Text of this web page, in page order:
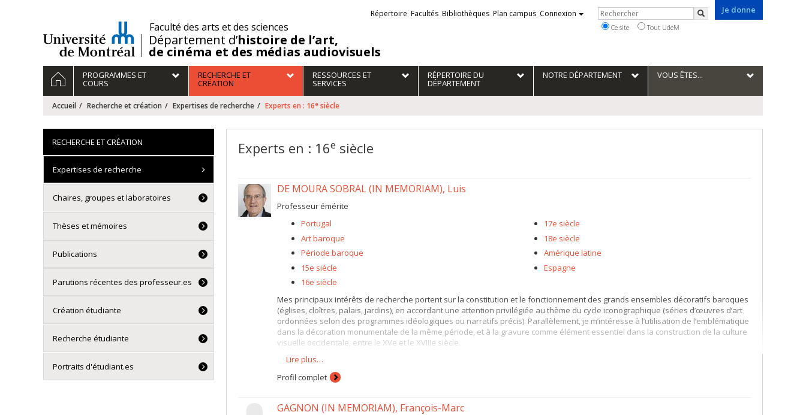
/Faculté des arts et des sciences
Département d’histoire de l’art,
de cinéma et des médias audiovisuels
Je donne
Liens
externes
Répertoire Facultés Bibliothèques Plan campus Connexion Rechercher
Rechercher
Ce site Tout UdeM
Navigation
principale
ACCUEILPROGRAMMES ET
COURS
RECHERCHE ET
CRÉATION
RESSOURCES ET
SERVICES
RÉPERTOIRE DU
DÉPARTEMENT
NOTRE DÉPARTEMENT VOUS ÊTES...
Accueil Recherche et création Expertises de recherche Experts en : 16e siècle
Experts en : 16e siècle
DE MOURA SOBRAL (IN MEMORIAM), Luis
Professeur émérite
Portugal
Art baroque
Période baroque
15e siècle
16e siècle
17e siècle
18e siècle
Amérique latine
Espagne
Mes principaux intérêts de recherche portent sur la constitution et le fonctionnement des grands ensembles décoratifs baroques
(églises, cloîtres, palais, jardins), en accordant une attention privilégiée au thème du cycle iconographique (séries d’œuvres d’art
ordonnées selon des programmes idéologiques ou narratifs précis). Parallèlement, je m’intéresse à l’utilisation de l’emblématique
dans la décoration monumentale de la même période, et à la gravure comme élément essentiel dans la construction de la culture
visuelle occidentale, entre le XVe et le XVIIIe siècle.
J'ai dirigé plusieurs projets scientifiques, parmi lesquels on compte :
une exposition sur le surréalisme portugais et un colloque international sur le surréalisme (Montréal, 1983);
l’expositionBento Coelho(Lisbonne, Palais de Ajuda, 1998);
Lire plus…
Profil complet
GAGNON (IN MEMORIAM), François-Marc
RECHERCHE ET CRÉATION
Expertises de recherche
Chaires, groupes et laboratoires
Thèses et mémoires
Publications
Parutions récentes des professeur.es
Création étudiante
Recherche étudiante
Portraits d'étudiant.es